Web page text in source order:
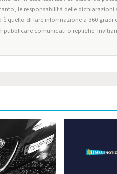
le responsabilità delle
quello di fare informazione a 360 gradi
pubblicare comunicati o repliche.